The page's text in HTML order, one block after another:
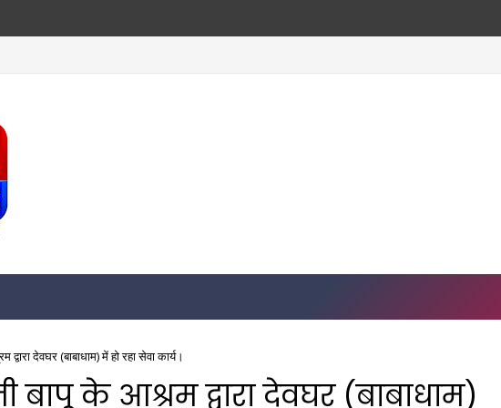
देवघर (बाबाधाम) में हो रहा सेवा कार्य।
बापू के आश्रम द्वारा देवघर (बाबाधाम)